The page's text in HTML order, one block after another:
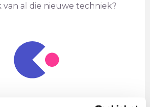
van al die nieuwe techniek?